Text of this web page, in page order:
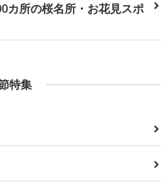
カ所の桜名所・お花見スポ
特集